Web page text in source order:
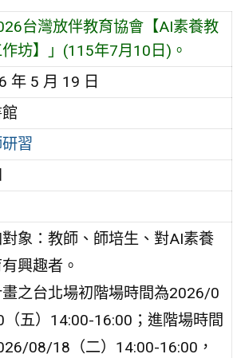
台灣放伴教育協會【AI素養教
坊】」(115年7月10日)。
年 5 月 19 日
習
象：教師、師培生、對AI素養
興趣者。
之台北場初階場時間為2026/0
五）14:00-16:00；進階場時間
08/18（二）14:00-16:00，